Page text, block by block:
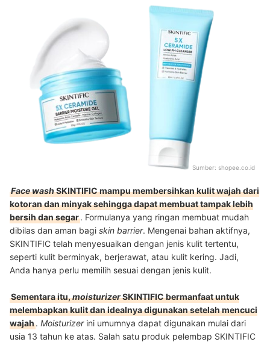
Sumber: shopee.co.id
Face washSKINTIFIC mampu membersihkan kulit wajah dari
kotoran dan minyak sehingga dapat membuat tampak lebih
bersih dan segar. Formulanya yang ringan membuat mudah
dibilas dan aman bagi skin barrier. Mengenai bahan aktifnya,
SKINTIFIC telah menyesuaikan dengan jenis kulit tertentu,
seperti kulit berminyak, berjerawat, atau kulit kering. Jadi,
Anda hanya perlu memilih sesuai dengan jenis kulit.
Sementara itu,moisturizerSKINTIFIC bermanfaat untuk
melembapkan kulit dan idealnya digunakan setelah mencuci
wajah. Moisturizer ini umumnya dapat digunakan mulai dari
usia 13 tahun ke atas. Salah satu produk pelembap SKINTIFIC